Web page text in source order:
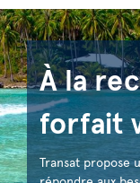
À la
forfait
Transat propose